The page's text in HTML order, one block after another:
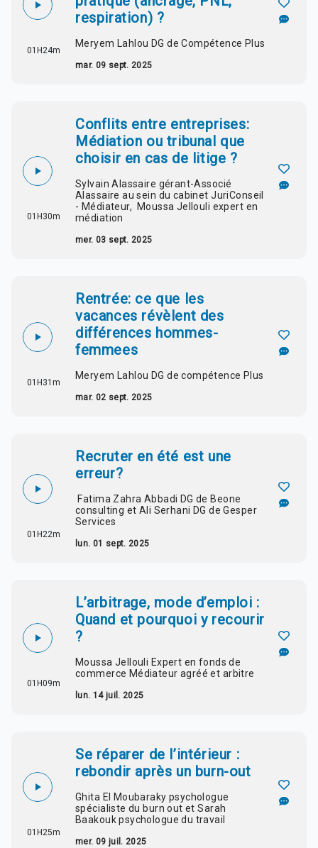
01H24m
respiration) ?
Meryem Lahlou DG de Compétence Plus
mar. 09 sept. 2025
01H30m
Conflits entre entreprises:
Médiation ou tribunal que
choisir en cas de litige ?
Sylvain Alassaire gérant-Associé
Alassaire au sein du cabinet JuriConseil
- Médiateur, Moussa Jellouli expert en
médiation
mer. 03 sept. 2025
01H31m
Rentrée: ce que les
vacances révèlent des
différences hommes-
femmees
Meryem Lahlou DG de compétence Plus
mar. 02 sept. 2025
01H22m
Recruter en été est une
erreur?
Fatima Zahra Abbadi DG de Beone
consulting et Ali Serhani DG de Gesper
Services
lun. 01 sept. 2025
01H09m
L’arbitrage, mode d’emploi :
Quand et pourquoi y recourir
?
Moussa Jellouli Expert en fonds de
commerce Médiateur agréé et arbitre
lun. 14 juil. 2025
01H25m
Se réparer de l’intérieur :
rebondir après un burn-out
Ghita El Moubaraky psychologue
spécialiste du burn out et Sarah
Baakouk psychologue du travail
mer. 09 juil. 2025